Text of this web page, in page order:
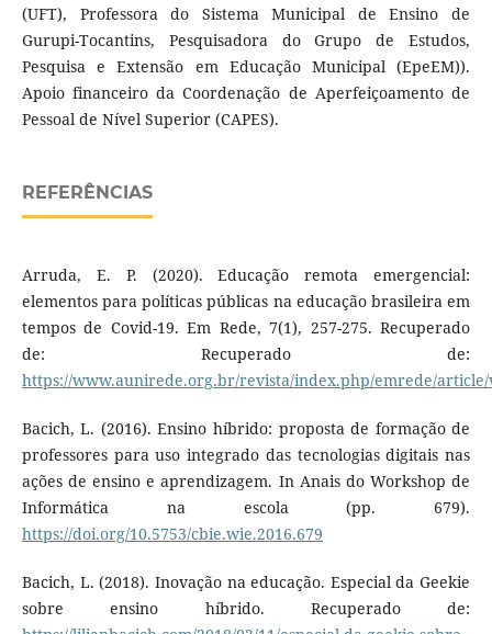
(UFT), Professora do Sistema Municipal de Ensino de
Gurupi-Tocantins, Pesquisadora do Grupo de Estudos,
Pesquisa e Extensão em Educação Municipal (EpeEM)).
Apoio financeiro da Coordenação de Aperfeiçoamento de
Pessoal de Nível Superior (CAPES).
REFERÊNCIAS
Arruda, E. P. (2020). Educação remota emergencial:
elementos para políticas públicas na educação brasileira em
tempos de Covid-19. Em Rede, 7(1), 257-275. Recuperado
de: Recuperado de:
https://www.aunirede.org.br/revista/index.php/emrede/article/
Bacich, L. (2016). Ensino híbrido: proposta de formação de
professores para uso integrado das tecnologias digitais nas
ações de ensino e aprendizagem. In Anais do Workshop de
Informática na escola (pp. 679).
https://doi.org/10.5753/cbie.wie.2016.679
Bacich, L. (2018). Inovação na educação. Especial da Geekie
sobre ensino híbrido. Recuperado de: